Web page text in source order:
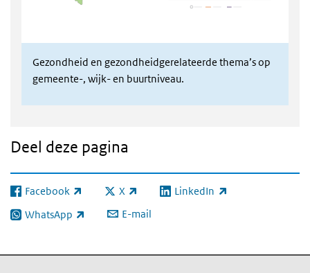
Gezondheid en gezondheidgerelateerde thema’s op
gemeente-, wijk- en buurtniveau.
Deel deze pagina
Facebook
(externe link) X
(externe link) LinkedIn
(externe link)
WhatsApp
(externe link) E-mail